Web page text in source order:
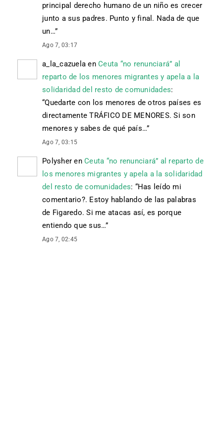
principal derecho humano de un niño es crecer
junto a sus padres. Punto y final. Nada de que
un…”
Ago 7, 03:17
a_la_cazuela en Ceuta “no renunciará” al
reparto de los menores migrantes y apela a la
solidaridad del resto de comunidades:
“Quedarte con los menores de otros países es
directamente TRÁFICO DE MENORES. Si son
menores y sabes de qué país…”
Ago 7, 03:15
Polysher en Ceuta “no renunciará” al reparto de
los menores migrantes y apela a la solidaridad
del resto de comunidades: “Has leído mi
comentario?. Estoy hablando de las palabras
de Figaredo. Si me atacas así, es porque
entiendo que sus…”
Ago 7, 02:45